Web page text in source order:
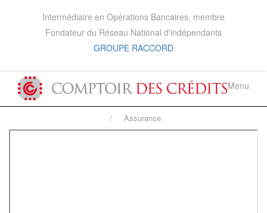
Intermédiaire en Opérations Bancaires, membre
Fondateur du Réseau National d'indépendants
GROUPE RACCORD
Menu
Assurance